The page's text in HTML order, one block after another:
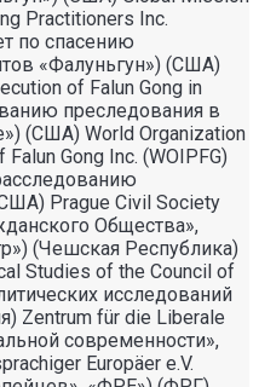
Practitioners Inc.
по спасению
«Фалуньгун») (США)
of Falun Gong in
преследования в
(США) World Organization
Gong Inc. (WOIPFG)
Prague Civil Society
Общества»,
(Чешская Республика)
Studies of the Council of
исследований
Zentrum für die Liberale
современности»,
Europäer e.V.